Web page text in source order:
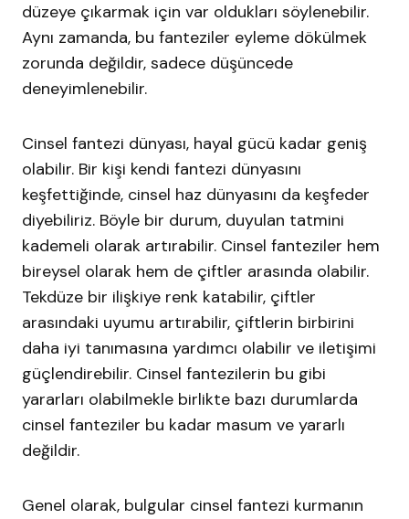
düzeye çıkarmak için var oldukları söylenebilir.
Aynı zamanda, bu fanteziler eyleme dökülmek
zorunda değildir, sadece düşüncede
deneyimlenebilir.
Cinsel fantezi dünyası, hayal gücü kadar geniş
olabilir. Bir kişi kendi fantezi dünyasını
keşfettiğinde, cinsel haz dünyasını da keşfeder
diyebiliriz. Böyle bir durum, duyulan tatmini
kademeli olarak artırabilir. Cinsel fanteziler hem
bireysel olarak hem de çiftler arasında olabilir.
Tekdüze bir ilişkiye renk katabilir, çiftler
arasındaki uyumu artırabilir, çiftlerin birbirini
daha iyi tanımasına yardımcı olabilir ve iletişimi
güçlendirebilir. Cinsel fantezilerin bu gibi
yararları olabilmekle birlikte bazı durumlarda
cinsel fanteziler bu kadar masum ve yararlı
değildir.
Genel olarak, bulgular cinsel fantezi kurmanın